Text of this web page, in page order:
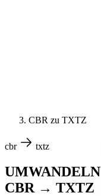
CBR zu TXTZ
cbr txtz
UMWANDELN
CBR → TXTZ